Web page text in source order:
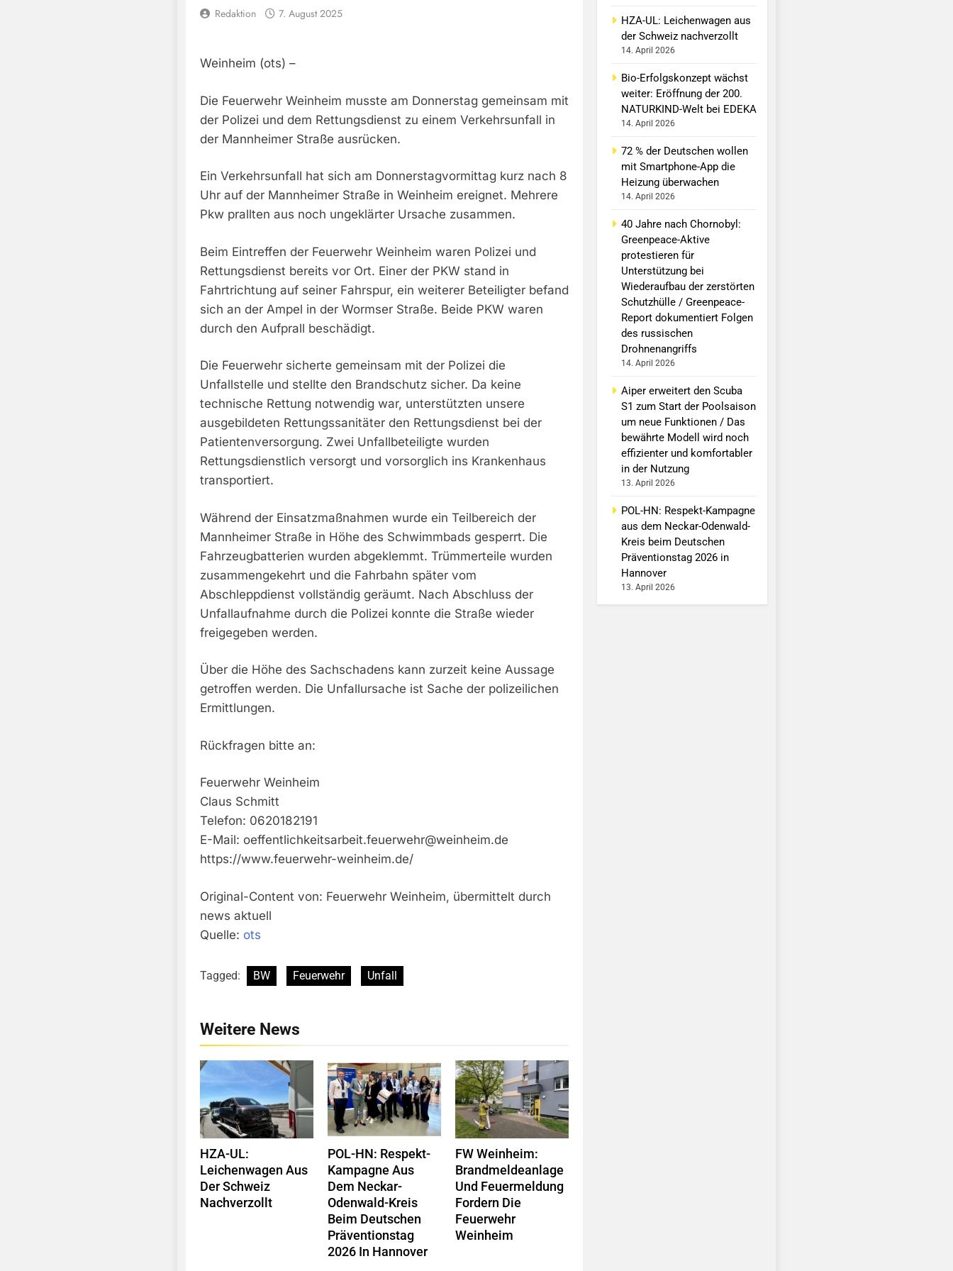
Redaktion 7. August 2025
Weinheim (ots) –
Die Feuerwehr Weinheim musste am Donnerstag gemeinsam mit
der Polizei und dem Rettungsdienst zu einem Verkehrsunfall in
der Mannheimer Straße ausrücken.
Ein Verkehrsunfall hat sich am Donnerstagvormittag kurz nach 8
Uhr auf der Mannheimer Straße in Weinheim ereignet. Mehrere
Pkw prallten aus noch ungeklärter Ursache zusammen.
Beim Eintreffen der Feuerwehr Weinheim waren Polizei und
Rettungsdienst bereits vor Ort. Einer der PKW stand in
Fahrtrichtung auf seiner Fahrspur, ein weiterer Beteiligter befand
sich an der Ampel in der Wormser Straße. Beide PKW waren
durch den Aufprall beschädigt.
Die Feuerwehr sicherte gemeinsam mit der Polizei die
Unfallstelle und stellte den Brandschutz sicher. Da keine
technische Rettung notwendig war, unterstützten unsere
ausgebildeten Rettungssanitäter den Rettungsdienst bei der
Patientenversorgung. Zwei Unfallbeteiligte wurden
Rettungsdienstlich versorgt und vorsorglich ins Krankenhaus
transportiert.
Während der Einsatzmaßnahmen wurde ein Teilbereich der
Mannheimer Straße in Höhe des Schwimmbads gesperrt. Die
Fahrzeugbatterien wurden abgeklemmt. Trümmerteile wurden
zusammengekehrt und die Fahrbahn später vom
Abschleppdienst vollständig geräumt. Nach Abschluss der
Unfallaufnahme durch die Polizei konnte die Straße wieder
freigegeben werden.
Über die Höhe des Sachschadens kann zurzeit keine Aussage
getroffen werden. Die Unfallursache ist Sache der polizeilichen
Ermittlungen.
Rückfragen bitte an:
Feuerwehr Weinheim
Claus Schmitt
Telefon: 0620182191
E-Mail: oeffentlichkeitsarbeit.feuerwehr@weinheim.de
https://www.feuerwehr-weinheim.de/
Original-Content von: Feuerwehr Weinheim, übermittelt durch
news aktuell
Quelle: ots
Tagged: BW Feuerwehr Unfall
Weitere News
HZA-UL:
Leichenwagen Aus
Der Schweiz
Nachverzollt
POL-HN: Respekt-
Kampagne Aus
Dem Neckar-
Odenwald-Kreis
Beim Deutschen
Präventionstag
2026 In Hannover
FW Weinheim:
Brandmeldeanlage
Und Feuermeldung
Fordern Die
Feuerwehr
Weinheim
HZA-UL: Leichenwagen aus
der Schweiz nachverzollt
14. April 2026
Bio-Erfolgskonzept wächst
weiter: Eröffnung der 200.
NATURKIND-Welt bei EDEKA
14. April 2026
72 % der Deutschen wollen
mit Smartphone-App die
Heizung überwachen
14. April 2026
40 Jahre nach Chornobyl:
Greenpeace-Aktive
protestieren für
Unterstützung bei
Wiederaufbau der zerstörten
Schutzhülle / Greenpeace-
Report dokumentiert Folgen
des russischen
Drohnenangriffs
14. April 2026
Aiper erweitert den Scuba
S1 zum Start der Poolsaison
um neue Funktionen / Das
bewährte Modell wird noch
effizienter und komfortabler
in der Nutzung
13. April 2026
POL-HN: Respekt-Kampagne
aus dem Neckar-Odenwald-
Kreis beim Deutschen
Präventionstag 2026 in
Hannover
13. April 2026